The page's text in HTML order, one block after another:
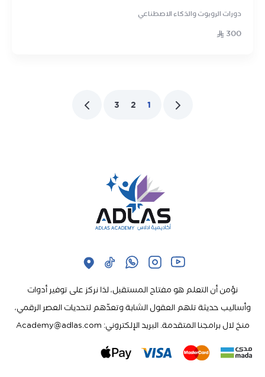
دورات الروبوت والذكاء الاصطناعي
300
1
2
3
نؤمن أن التعلم هو مفتاح المستقبل، لذا نركز على توفير أدوات
وأساليب حديثة تلهم العقول الشابة وتعدّهم لتحديات العصر الرقمي،
منخ لال برامجنا المتقدمة. البريد الإلكتروني: Academy@adlas.com